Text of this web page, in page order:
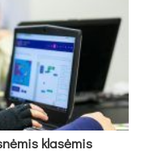
kla­sė­mis